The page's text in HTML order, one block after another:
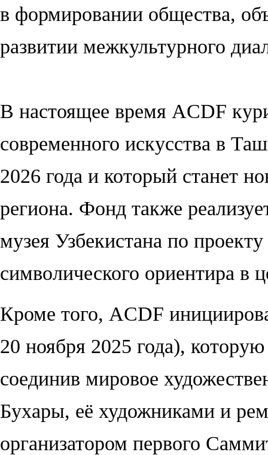
в формировании общества,
развитии межкультурного
В настоящее время ACDF
современного искусства в
2026 года и который станет
региона. Фонд также
музея Узбекистана по
символического ориентира в
Кроме того, ACDF
20 ноября 2025 года),
соединив мировое
Бухары, её художниками и
организатором первого